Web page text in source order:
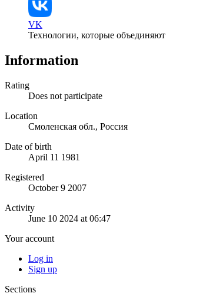
VK
Технологии, которые объединяют
Information
Rating
Does not participate
Location
Смоленская обл., Россия
Date of birth
April 11 1981
Registered
October 9 2007
Activity
June 10 2024 at 06:47
Your account
Log in
Sign up
Sections